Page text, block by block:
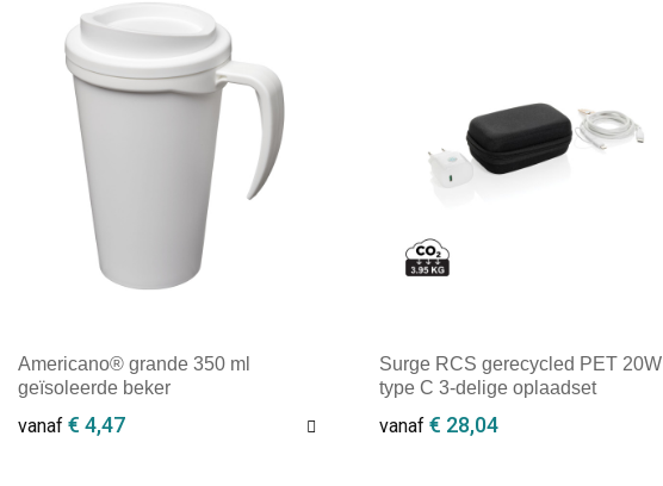
Americano® grande 350 ml
geïsoleerde beker
vanaf€ 4,47
Surge RCS gerecycled PET 20W
type C 3-delige oplaadset
vanaf € 28,04